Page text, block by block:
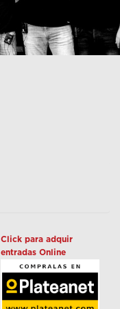
Click para adquir
entradas Online